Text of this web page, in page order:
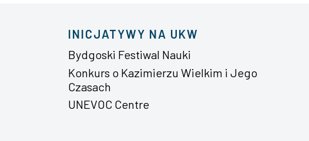
INICJATYWY NA UKW
Bydgoski Festiwal Nauki
Konkurs o Kazimierzu Wielkim i Jego
Czasach
UNEVOC Centre